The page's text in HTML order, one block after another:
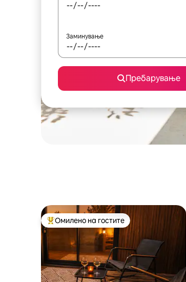
Заминување
Пребарување
Меѓу најуспешните „Омилени на гостите“
Омилено на гостите